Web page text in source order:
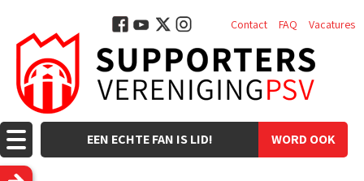
WORD OOK
EEN ECHTE FAN IS LID!
Contact FAQ Vacatures